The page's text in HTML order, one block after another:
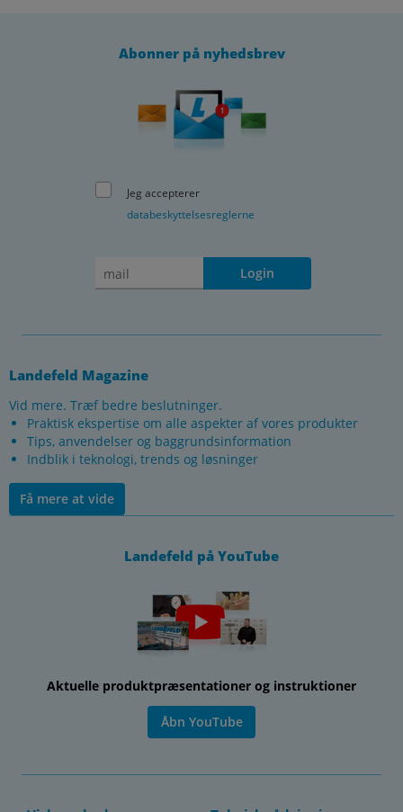
Abonner på nyhedsbrev
Jeg accepterer
databeskyttelsesreglerne
Login
Landefeld Magazine
Vid mere. Træf bedre beslutninger.
Praktisk ekspertise om alle aspekter af vores produkter
Tips, anvendelser og baggrundsinformation
Indblik i teknologi, trends og løsninger
Få mere at vide
Landefeld på YouTube
Aktuelle produktpræsentationer og instruktioner
Åbn YouTube